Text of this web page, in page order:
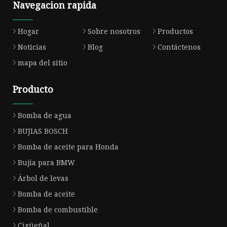
Navegacion rapida
Hogar Sobre nosotros
Productos
Noticias
Blog
Contáctenos
mapa del sitio
Producto
Bomba de agua
BUJIAS BOSCH
Bomba de aceite para Honda
Bujía para BMW
Árbol de levas
Bomba de aceite
Bomba de combustible
Cigüeñal